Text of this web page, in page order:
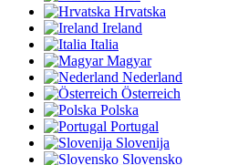
Hrvatska
Ireland
Italia
Magyar
Nederland
Österreich
Polska
Portugal
Slovenija
Slovensko